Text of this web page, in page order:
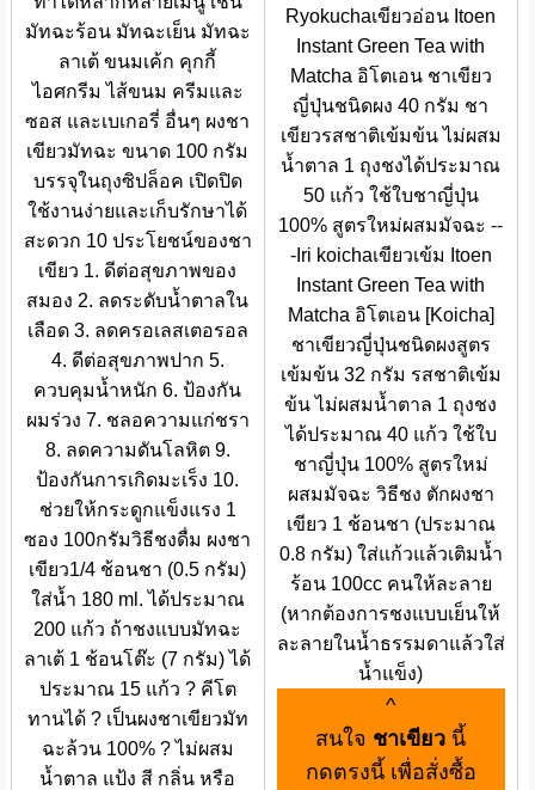
มัทฉะร้อน มัทฉะเย็น มัทฉะ
ลาเต้ ขนมเค้ก คุกกี้
ไอศกรีม ไส้ขนม ครีมและ
ซอส และเบเกอรี่ อื่นๆ ผงชา
เขียวมัทฉะ ขนาด 100 กรัม
บรรจุในถุงซิปล็อค เปิดปิด
ใช้งานง่ายและเก็บรักษาได้
สะดวก 10 ประโยชน์ของชา
เขียว 1. ดีต่อสุขภาพของ
สมอง 2. ลดระดับน้ำตาลใน
เลือด 3. ลดครอเลสเตอรอล
4. ดีต่อสุขภาพปาก 5.
ควบคุมน้ำหนัก 6. ป้องกัน
ผมร่วง 7. ชลอความแก่ชรา
8. ลดความดันโลหิต 9.
ป้องกันการเกิดมะเร็ง 10.
ช่วยให้กระดูกแข็งแรง 1
ซอง 100กรัมวิธีชงดื่ม ผงชา
เขียว1/4 ช้อนชา (0.5 กรัม)
ใส่น้ำ 180 ml. ได้ประมาณ
200 แก้ว ถ้าชงแบบมัทฉะ
ลาเต้ 1 ช้อนโต๊ะ (7 กรัม) ได้
ประมาณ 15 แก้ว ? คีโต
ทานได้ ? เป็นผงชาเขียวมัท
ฉะล้วน 100% ? ไม่ผสม
น้ำตาล แป้ง สี กลิ่น หรือ
Ryokuchaเขียวอ่อน Itoen
Instant Green Tea with
Matcha อิโตเอน ชาเขียว
ญี่ปุ่นชนิดผง 40 กรัม ชา
เขียวรสชาติเข้มข้น ไม่ผสม
น้ำตาล 1 ถุงชงได้ประมาณ
50 แก้ว ใช้ใบชาญี่ปุ่น
100% สูตรใหม่ผสมมัจฉะ --
-Iri koichaเขียวเข้ม Itoen
Instant Green Tea with
Matcha อิโตเอน [Koicha]
ชาเขียวญี่ปุ่นชนิดผงสูตร
เข้มข้น 32 กรัม รสชาติเข้ม
ข้น ไม่ผสมน้ำตาล 1 ถุงชง
ได้ประมาณ 40 แก้ว ใช้ใบ
ชาญี่ปุ่น 100% สูตรใหม่
ผสมมัจฉะ วิธีชง ตักผงชา
เขียว 1 ช้อนชา (ประมาณ
0.8 กรัม) ใส่แก้วแล้วเติมน้ำ
ร้อน 100cc คนให้ละลาย
(หากต้องการชงแบบเย็นให้
ละลายในน้ำธรรมดาแล้วใส่
น้ำแข็ง)
^
สนใจ ชาเขียว นี้
กดตรงนี้ เพื่อสั่งซื้อ